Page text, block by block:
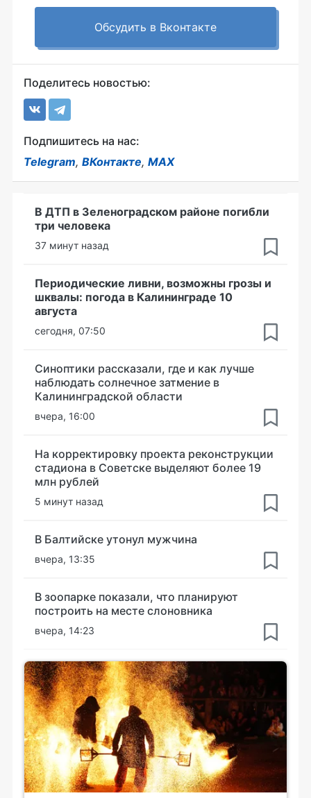
Обсудить в Вконтакте
Поделитесь новостью:
Подпишитесь на нас:
Telegram, ВКонтакте, MAX
В ДТП в Зеленоградском районе погибли
три человека
37 минут назад
Периодические ливни, возможны грозы и
шквалы: погода в Калининграде 10
августа
сегодня, 07:50
Синоптики рассказали, где и как лучше
наблюдать солнечное затмение в
Калининградской области
вчера, 16:00
На корректировку проекта реконструкции
стадиона в Советске выделяют более 19
млн рублей
5 минут назад
В Балтийске утонул мужчина
вчера, 13:35
В зоопарке показали, что планируют
построить на месте слоновника
вчера, 14:23